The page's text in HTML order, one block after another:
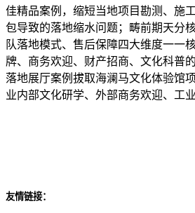
佳精品案例，缩短当地项目勘测、施
包导致的落地缩水问题；畴前期天分
队落地模式、售后保障四大维度一一
牌、商务欢迎、财产招商、文化科普
落地展厅案例拔取海澜马文化体验馆
业内部文化研学、外部商务欢迎、工
友情链接：